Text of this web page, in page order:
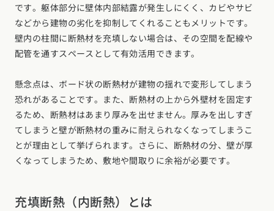
です。躯体部分に壁体内部結露が発生しにくく、カビやサビ
などから建物の劣化を抑制してくれることもメリットです。
壁内の柱間に断熱材を充填しない場合は、その空間を配線や
配管を通すスペースとして有効活用できます。
懸念点は、ボード状の断熱材が建物の揺れで変形してしまう
恐れがあることです。また、断熱材の上から外壁材を固定す
るため、断熱材はあまり厚みを出せません。厚みを出しすぎ
てしまうと壁が断熱材の重みに耐えられなくなってしまうこ
とが理由として挙げられます。さらに、断熱材の分、壁が厚
くなってしまうため、敷地や間取りに余裕が必要です。
充填断熱（内断熱）とは